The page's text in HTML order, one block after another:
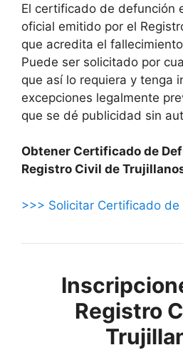
El certificado de defunción
oficial emitido por el
que acredita el
Puede ser solicitado por
que así lo requiera y tenga
excepciones legalmente
que se dé publicidad sin
Obtener Certificado de
Registro Civil de
>>> Solicitar Certificado de
Registro